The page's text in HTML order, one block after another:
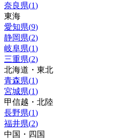
奈良県(1)
東海
愛知県(9)
静岡県(2)
岐阜県(1)
三重県(2)
北海道・東北
青森県(1)
宮城県(1)
甲信越・北陸
長野県(1)
福井県(2)
中国・四国